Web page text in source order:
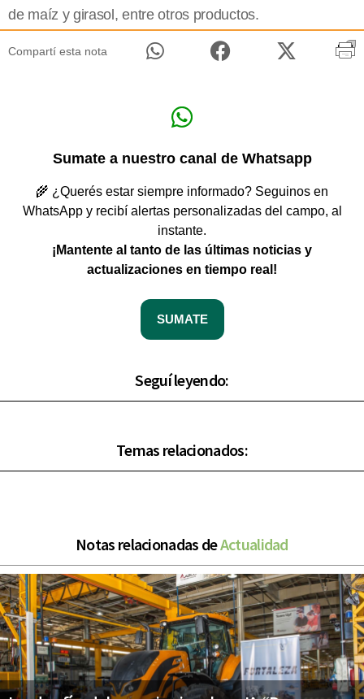
de maíz y girasol, entre otros productos.
Compartí esta nota
Sumate a nuestro canal de Whatsapp
🌾 ¿Querés estar siempre informado? Seguinos en
WhatsApp y recibí alertas personalizadas del campo, al
instante.
¡Mantente al tanto de las últimas noticias y
actualizaciones en tiempo real!
SUMATE
Seguí leyendo:
Temas relacionados:
Notas relacionadas deActualidad